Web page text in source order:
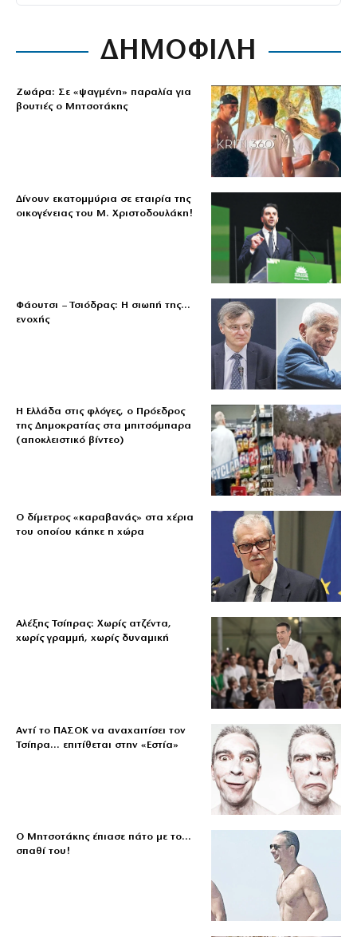
ΔΗΜΟΦΙΛΗ
Ζωάρα: Σε «ψαγμένη» παραλία για
βουτιές ο Μητσοτάκης
Δίνουν εκατομμύρια σε εταιρία της
οικογένειας του Μ. Χριστοδουλάκη!
Φάουτσι – Τσιόδρας: Η σιωπή της…
ενοχής
Η Ελλάδα στις φλόγες, ο Πρόεδρος
της Δημοκρατίας στα μπιτσόμπαρα
(αποκλειστικό βίντεο)
Ο δίμετρος «καραβανάς» στα χέρια
του οποίου κάηκε η χώρα
Αλέξης Τσίπρας: Χωρίς ατζέντα,
χωρίς γραμμή, χωρίς δυναμική
Αντί το ΠΑΣΟΚ να αναχαιτίσει τον
Τσίπρα… επιτίθεται στην «Εστία»
Ο Μητσοτάκης έπιασε πάτο με το…
σπαθί του!